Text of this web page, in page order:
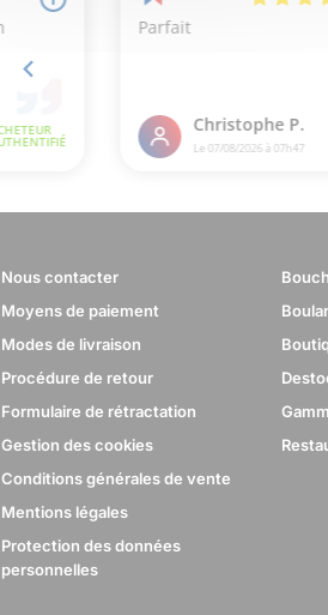
Nous contacter
Moyens de paiement
Modes de livraison
Procédure de retour
Formulaire de rétractation
Gestion des cookies
Conditions générales de vente
Mentions légales
Protection des données
personnelles